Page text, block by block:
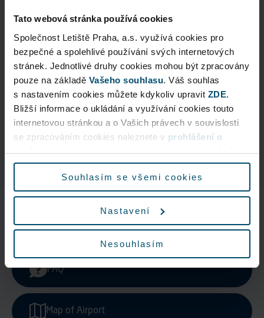
Tato webová stránka používá cookies
Společnost Letiště Praha, a.s. využívá cookies pro
bezpečné a spolehlivé používání svých internetových
stránek. Jednotlivé druhy cookies mohou být zpracovány
pouze na základě Vašeho souhlasu. Váš souhlas
s nastavením cookies můžete kdykoliv upravit ZDE.
Bližší informace o ukládání a využívání cookies touto
internetovou stránkou a o Vašich právech v souvislosti
se zpracováním cookies naleznete v prohlášení o
cookiesa v obecných zásadáchzpracování osobních
údajů.
Souhlasím se všemi cookies
Nastavení
Nesouhlasím
Where can I buy a public transport
ticket?
Public Transport Buses
How long does it take to reach the city
centre?
Nonstop
+420 220 111 888
FAQ
Map of Airport